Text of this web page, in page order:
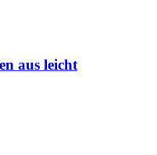
aus leicht